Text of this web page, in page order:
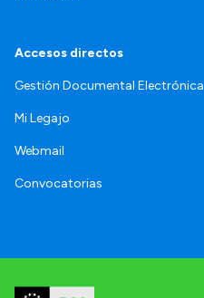
Accesos directos
Gestión Documental Electrónica
Mi Legajo
Webmail
Convocatorias